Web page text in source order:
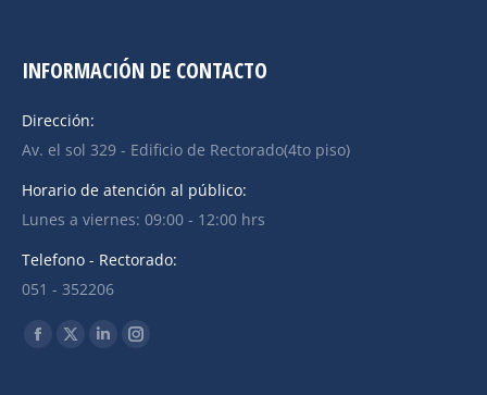
INFORMACIÓN DE CONTACTO
Dirección:
Av. el sol 329 - Edificio de Rectorado(4to piso)
Horario de atención al público:
Lunes a viernes: 09:00 - 12:00 hrs
Telefono - Rectorado:
051 - 352206
Find us on: